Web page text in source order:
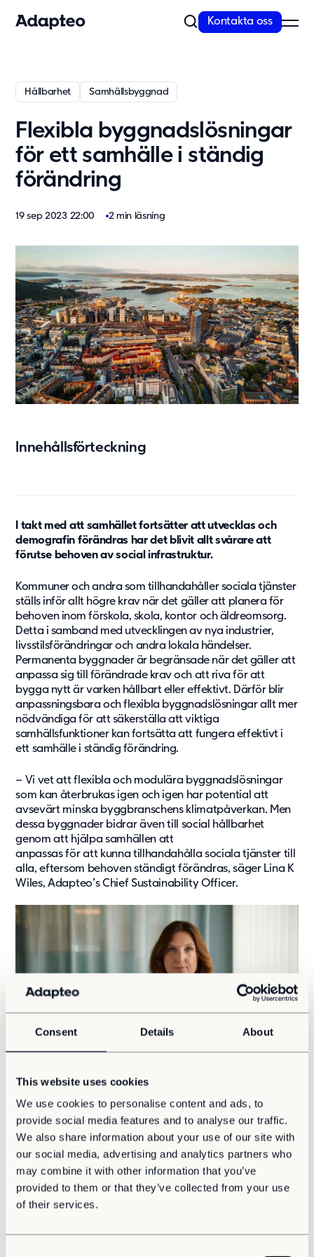
Consent Details About
This website uses cookies
We use cookies to personalise content and ads, to
provide social media features and to analyse our traffic.
We also share information about your use of our site with
our social media, advertising and analytics partners who
may combine it with other information that you’ve
provided to them or that they’ve collected from your use
of their services.
Bygg med flexibel och skalbar teknik
Anpassningsförmåga är inbyggt i alla våra koncept. Vi erbjuder
kvalitativa och moderna lösningar...
Våra lösningar
Kontor
Personalboende
Vårdboende
Vård & hälsa
Säkerhet & försvar
Att hyra
Fördelar med moduler
Övrigt
Hållbarhet
Vårt arbete
Hållbarhetsrapportering
Om oss
Om Adapteo
Kontakt
Press & Media
Karriär
Service & Support
Kunskapsbanken
Det senaste från Adapteo
Kundreferenser
Nyheter
Artiklar, guider & insikter
Kontakta oss
Hållbarhet Samhällsbyggnad
Flexibla byggnadslösningar
för ett samhälle i ständig
förändring
19 sep 2023 22:00 2 min läsning
Innehållsförteckning
I takt med att samhället fortsätter att utvecklas och
demografin förändras har det blivit allt svårare att
förutse behoven av social infrastruktur.
Kommuner och andra som tillhandahåller sociala tjänster
ställs inför allt högre krav när det gäller att planera för
behoven inom förskola, skola, kontor och äldreomsorg.
Detta i samband med utvecklingen av nya industrier,
livsstilsförändringar och andra lokala händelser.
Permanenta byggnader är begränsade när det gäller att
anpassa sig till förändrade krav och att riva för att
bygga nytt ärvarken hållbart eller effektivt. Därför blir
anpassningsbara och flexibla byggnadslösningar allt mer
nödvändiga för att säkerställa att viktiga
samhällsfunktioner kan fortsätta att fungera effektivt i
ett samhälle i ständig förändring.
– Vi vet att flexibla och modulära byggnadslösningar
som kan återbrukas igen och igen har potential att
avsevärt minska byggbranschens klimatpåverkan. Men
dessa byggnader bidrar även till social hållbarhet
genom att hjälpa samhällen att
anpassas för att kunna tillhandahålla sociala tjänster till
alla, eftersom behoven ständigt förändras, säger Lina K
Wiles, Adapteo’s Chief Sustainability Officer.
För att möta dessa behov har Adapteo utvecklat
modulära lösningar för smarta förskolor och skolor. På
Adapteo Finland har ett samarbete inletts med Finlands
ledande experter på området och resulterat i
utformandet av modulära skolbyggnader som kan
användas för tillfälliga, långsiktiga eller permanenta
behov. Arkitekten Joona Heikkilä på arkitektbyrån Uki
byggnaderna. Reino Tapaninen och Raila Oksanen